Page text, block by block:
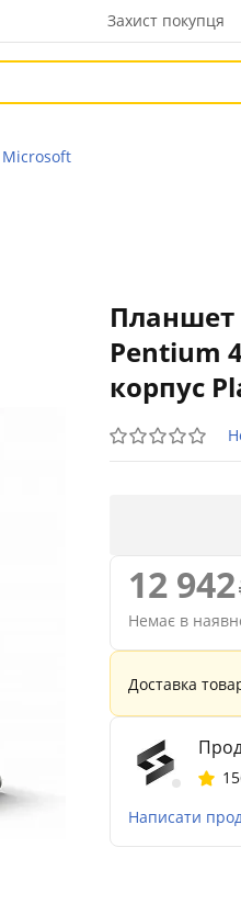
Захист покупця
Microsoft
Планшет
Pentium
корпус
12 942
Немає в
Доставка
Написати